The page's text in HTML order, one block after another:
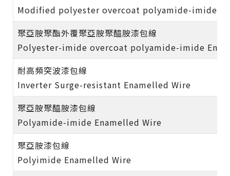
Modified polyester overcoat polyamide-imide
聚亞胺聚酯外覆聚亞胺聚醯胺漆包線
Polyester-imide overcoat polyamide-imide
耐高頻突波漆包線
Inverter Surge-resistant Enamelled Wire
聚亞胺聚醯胺漆包線
Polyamide-imide Enamelled Wire
聚亞胺漆包線
Polyimide Enamelled Wire